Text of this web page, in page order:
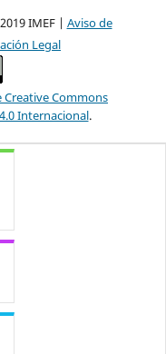
IMEF | Aviso de
Legal
Creative Commons
Internacional.